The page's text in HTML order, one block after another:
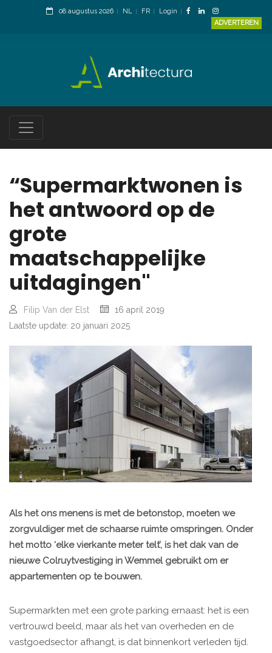
08 augustus 2026 NL FR
Login
ADVERTEREN
“Supermarktwonen is
het antwoord op de
grote
maatschappelijke
uitdagingen"
Filip Van der Elst
16 april 2019
Laatste update: 20 januari 2025
Als het ons menens is met de betonstop, moeten we
zorgvuldiger met de schaarse ruimte omspringen. Onder
het motto ‘elke vierkante meter telt’, is het dak van de
nieuwe Colruytvestiging in Wemmel gebruikt om er
appartementen op te bouwen.
Supermarkten met een grote parking ernaast: het is een
vertrouwd beeld, maar als het van overheden en de
vastgoedsector afhangt, is dat binnenkort verleden tijd.